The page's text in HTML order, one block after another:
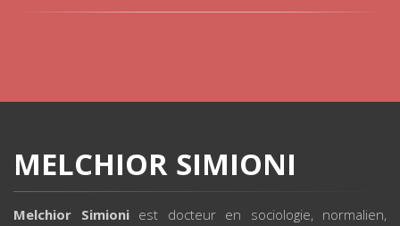
MELCHIOR SIMIONI
Melchior Simioni est docteur en sociologie, normalien,